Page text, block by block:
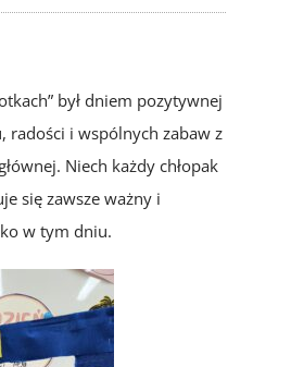
był dniem pozytywnej
radości i wspólnych zabaw z
Niech każdy chłopak
się zawsze ważny i
w tym dniu.